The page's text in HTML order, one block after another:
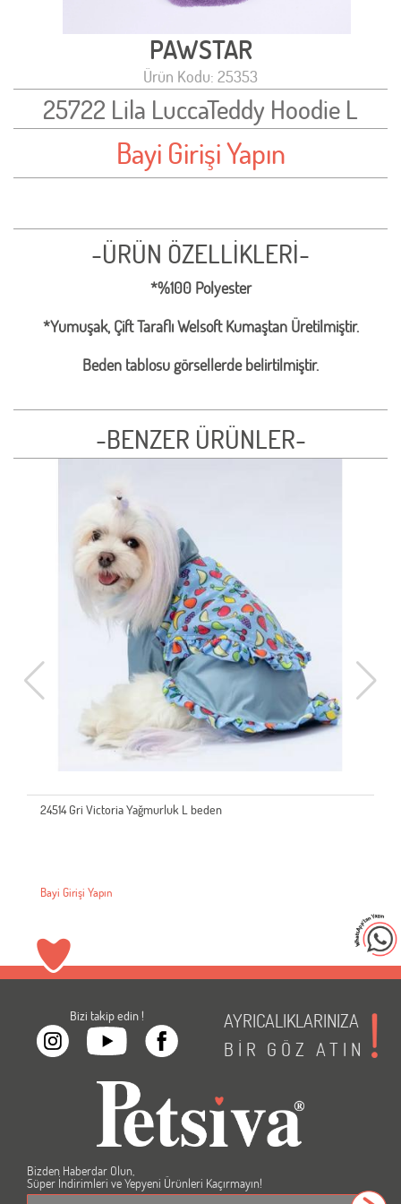
PAWSTAR
Ürün Kodu: 25353
25722 Lila LuccaTeddy Hoodie L
Bayi Girişi Yapın
-ÜRÜN ÖZELLİKLERİ-
*%100 Polyester
*Yumuşak, Çift Taraflı Welsoft Kumaştan Üretilmiştir.
Beden tablosu görsellerde belirtilmiştir.
-BENZER ÜRÜNLER-
24514 Gri Victoria Yağmurluk L beden
Bayi Girişi Yapın
Bizi takip edin !
AYRICALIKLARINIZA
BİR GÖZ ATIN
Bizden Haberdar Olun,
Süper İndirimleri ve Yepyeni Ürünleri Kaçırmayın!